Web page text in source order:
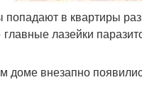
попадают в квартиры
главные лазейки
доме внезапно